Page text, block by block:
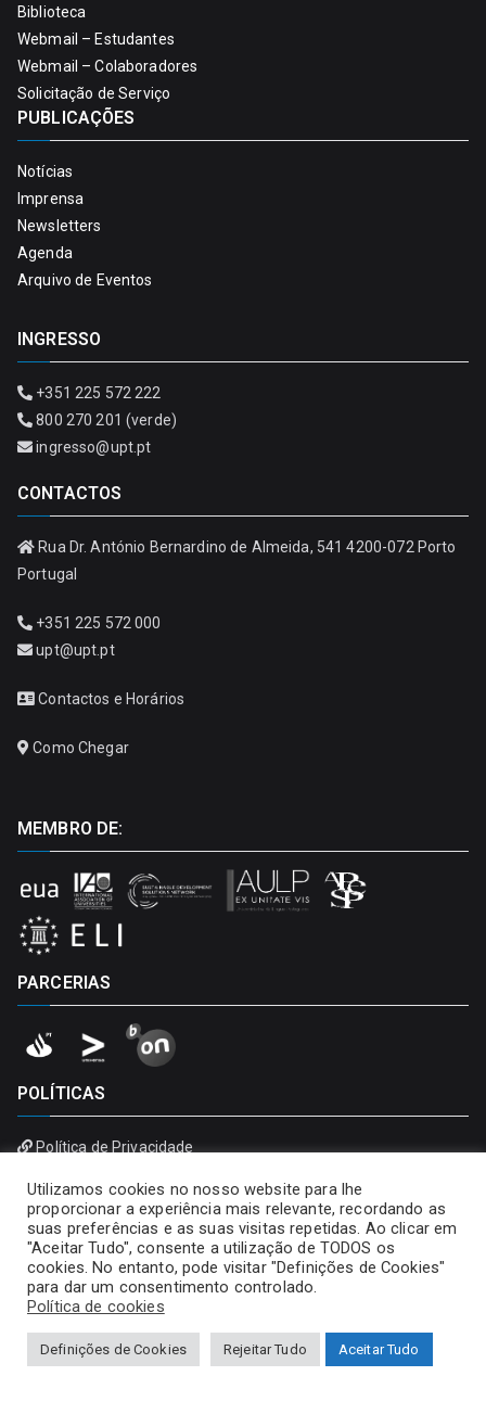
Biblioteca
Webmail – Estudantes
Webmail – Colaboradores
Solicitação de Serviço
PUBLICAÇÕES
Notícias
Imprensa
Newsletters
Agenda
Arquivo de Eventos
INGRESSO
+351 225 572 222
800 270 201 (verde)
ingresso@upt.pt
CONTACTOS
Rua Dr. António Bernardino de Almeida, 541 4200-072 Porto
Portugal
+351 225 572 000
upt@upt.pt
Contactos e Horários
Como Chegar
MEMBRO DE:
PARCERIAS
POLÍTICAS
Política de Privacidade
Utilizamos cookies no nosso website para lhe
proporcionar a experiência mais relevante, recordando as
suas preferências e as suas visitas repetidas. Ao clicar em
"Aceitar Tudo", consente a utilização de TODOS os
cookies. No entanto, pode visitar "Definições de Cookies"
para dar um consentimento controlado.
Política de cookies
Definições de Cookies Rejeitar Tudo Aceitar Tudo